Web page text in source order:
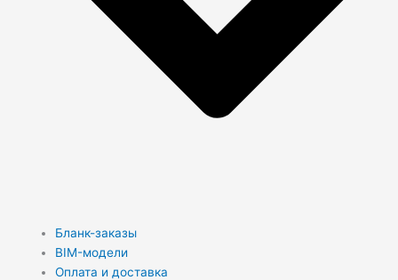
Бланк-заказы
BIM-модели
Оплата и доставка